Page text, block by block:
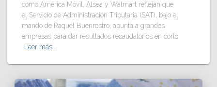
como América Móvil, Alsea y Walmart reflejan que
el Servicio de Administración Tributaria (SAT), bajo el
mando de Raquel Buenrostro, apunta a grandes
empresas para dar resultados recaudatorios en corto
Leer más…